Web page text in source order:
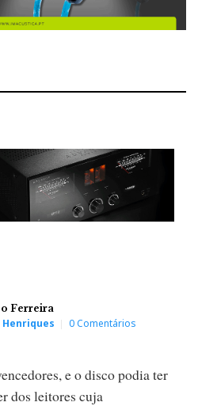
Ferreira
Henriques 0 Comentários
e o disco podia ter
dos leitores cuja